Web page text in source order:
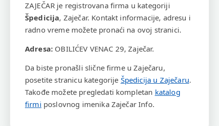
ZAJEČAR je registrovana firma u kategoriji
Špedicija, Zaječar. Kontakt informacije, adresu i
radno vreme možete pronaći na ovoj stranici.
Adresa: OBILIĆEV VENAC 29, Zaječar.
Da biste pronašli slične firme u Zaječaru,
posetite stranicu kategorije Špedicija u Zaječaru.
Takođe možete pregledati kompletan katalog
firmi poslovnog imenika Zaječar Info.